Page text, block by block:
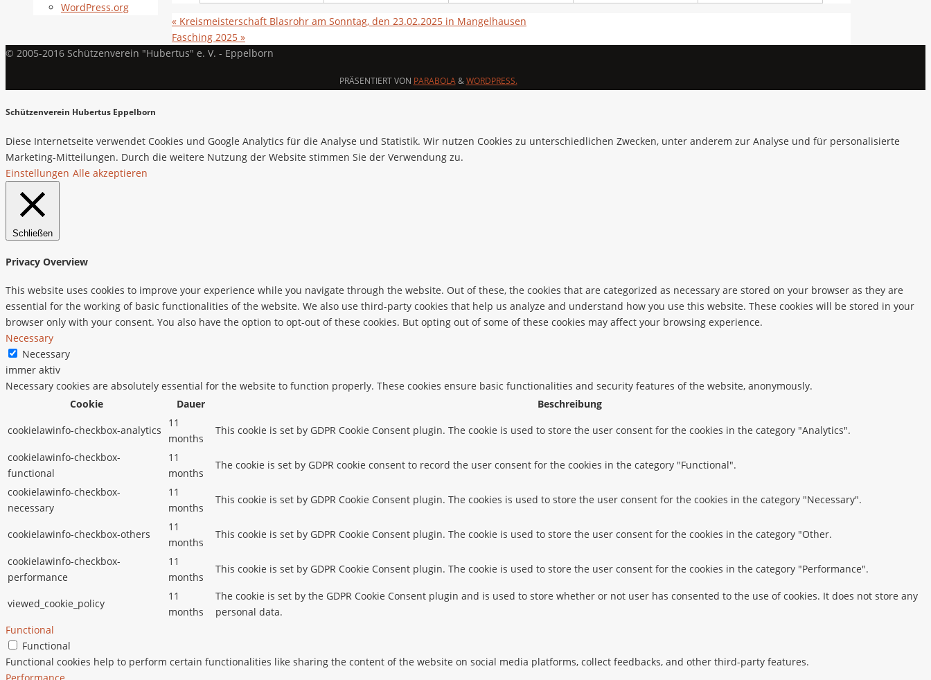
« Kreismeisterschaft Blasrohr am Sonntag, den 23.02.2025 in Mangelhausen
Fasching 2025 »
WordPress.org
© 2005-2016 Schützenverein "Hubertus" e. V. - Eppelborn
PRÄSENTIERT VON PARABOLA&WORDPRESS.
Schützenverein Hubertus Eppelborn
Diese Internetseite verwendet Cookies und Google Analytics für die Analyse und Statistik. Wir nutzen Cookies zu unterschiedlichen Zwecken, unter anderem zur Analyse und für personalisierte
Marketing-Mitteilungen. Durch die weitere Nutzung der Website stimmen Sie der Verwendung zu.
Einstellungen Alle akzeptieren
Schließen
Privacy Overview
This website uses cookies to improve your experience while you navigate through the website. Out of these, the cookies that are categorized as necessary are stored on your browser as they are
essential for the working of basic functionalities of the website. We also use third-party cookies that help us analyze and understand how you use this website. These cookies will be stored in your
browser only with your consent. You also have the option to opt-out of these cookies. But opting out of some of these cookies may affect your browsing experience.
Necessary
Necessary
immer aktiv
Necessary cookies are absolutely essential for the website to function properly. These cookies ensure basic functionalities and security features of the website, anonymously.
Cookie
Dauer
Beschreibung
cookielawinfo-checkbox-analytics
11
months
This cookie is set by GDPR Cookie Consent plugin. The cookie is used to store the user consent for the cookies in the category "Analytics".
cookielawinfo-checkbox-
functional
11
months
The cookie is set by GDPR cookie consent to record the user consent for the cookies in the category "Functional".
cookielawinfo-checkbox-
necessary
11
months
This cookie is set by GDPR Cookie Consent plugin. The cookies is used to store the user consent for the cookies in the category "Necessary".
cookielawinfo-checkbox-others
11
months
This cookie is set by GDPR Cookie Consent plugin. The cookie is used to store the user consent for the cookies in the category "Other.
cookielawinfo-checkbox-
performance
11
months
This cookie is set by GDPR Cookie Consent plugin. The cookie is used to store the user consent for the cookies in the category "Performance".
viewed_cookie_policy
11
months
The cookie is set by the GDPR Cookie Consent plugin and is used to store whether or not user has consented to the use of cookies. It does not store any
personal data.
Functional
Functional
Functional cookies help to perform certain functionalities like sharing the content of the website on social media platforms, collect feedbacks, and other third-party features.